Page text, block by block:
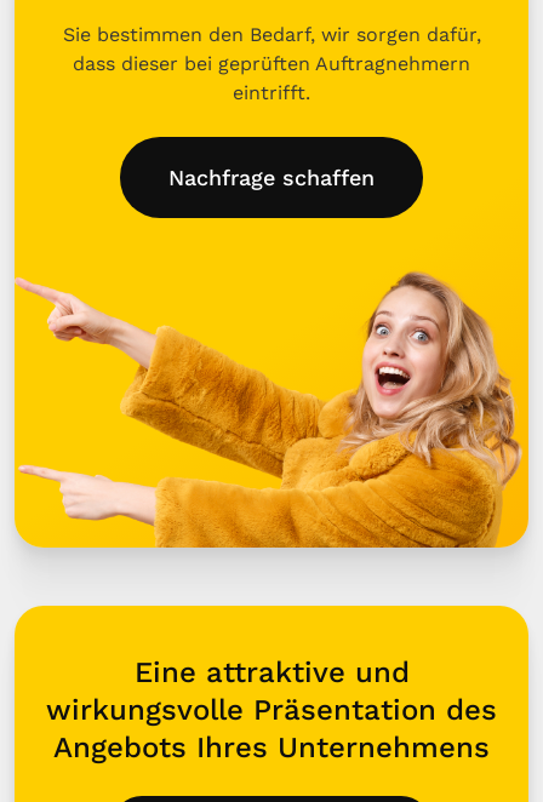
Sie bestimmen den Bedarf, wir sorgen dafür,
dass dieser bei geprüften Auftragnehmern
eintrifft.
Nachfrage schaffen
Eine attraktive und
wirkungsvolle Präsentation des
Angebots Ihres Unternehmens